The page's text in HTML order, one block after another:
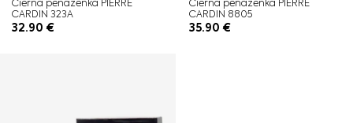
Čierna peňaženka PIERRE
CARDIN 323A
32.90 €
Čierna peňaženka PIERRE
CARDIN 8805
35.90 €